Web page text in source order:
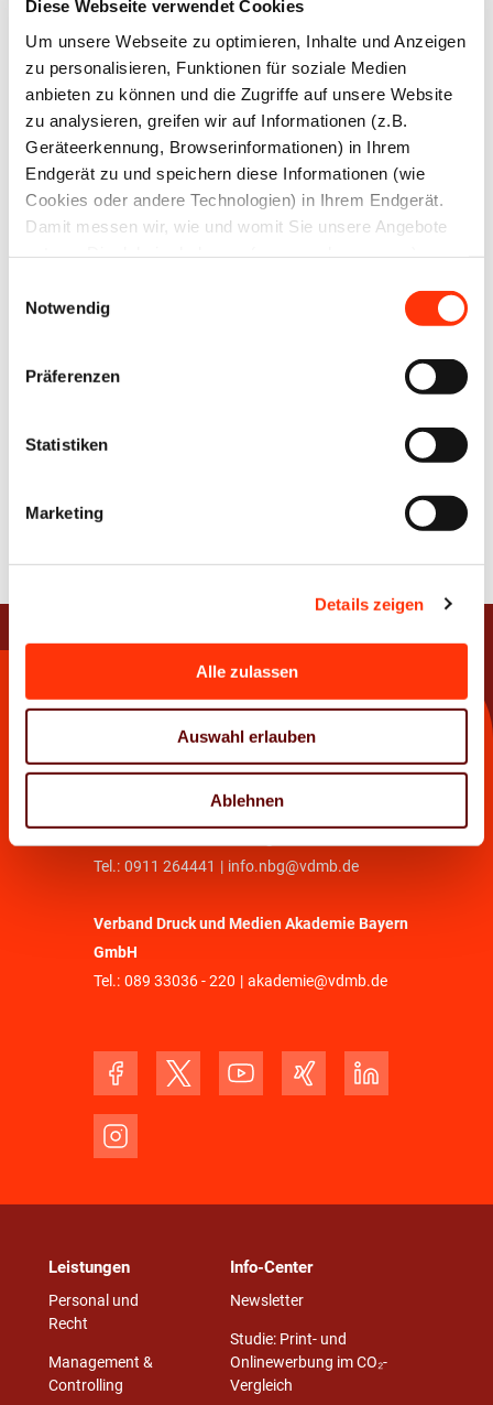
Diese Webseite verwendet Cookies
Um unsere Webseite zu optimieren, Inhalte und Anzeigen
zu personalisieren, Funktionen für soziale Medien
anbieten zu können und die Zugriffe auf unsere Website
zu analysieren, greifen wir auf Informationen (z.B.
Geräteerkennung, Browserinformationen) in Ihrem
Endgerät zu und speichern diese Informationen (wie
Cookies oder andere Technologien) in Ihrem Endgerät.
Damit messen wir, wie und womit Sie unsere Angebote
Werbung und Analysen weiter. Ihre Daten können mit
mehreren ausgewählten Partnern geteilt werden, die sich
je nach unseren aktuellen Geschäftsbeziehungen ändern
können. Indem Sie „Alle zulassen“ klicken, stimmen Sie
und Datenverarbeitung zu.
Notwendig
Präferenzen
Statistiken
Marketing
Details zeigen
Alle zulassen
Auswahl erlauben
Ablehnen
Ansprechpartner
Jens Meyer
Zur Übersicht
Kontakt
Tel.: 0911 264441 | info.nbg@vdmb.de
Verband Druck und Medien Akademie Bayern
GmbH
Tel.: 089 33036 - 220 | akademie@vdmb.de
Leistungen
Personal und
Recht
Management &
Controlling
Info-Center
Newsletter
Studie: Print- und
Onlinewerbung im CO₂-
Vergleich